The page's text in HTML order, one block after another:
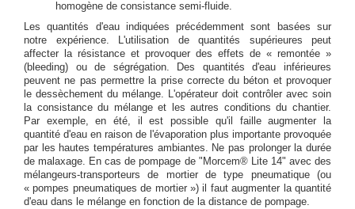
homogène de consistance semi-fluide.
Les quantités d'eau indiquées précédemment sont basées sur
notre expérience. L'utilisation de quantités supérieures peut
affecter la résistance et provoquer des effets de « remontée »
(bleeding) ou de ségrégation. Des quantités d'eau inférieures
peuvent ne pas permettre la prise correcte du béton et provoquer
le dessèchement du mélange. L'opérateur doit contrôler avec soin
la consistance du mélange et les autres conditions du chantier.
Par exemple, en été, il est possible qu'il faille augmenter la
quantité d'eau en raison de l'évaporation plus importante provoquée
par les hautes températures ambiantes. Ne pas prolonger la durée
de malaxage. En cas de pompage de "Morcem® Lite 14" avec des
mélangeurs-transporteurs de mortier de type pneumatique (ou
« pompes pneumatiques de mortier ») il faut augmenter la quantité
d'eau dans le mélange en fonction de la distance de pompage.